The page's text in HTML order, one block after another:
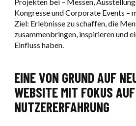
Kongresse und Corporate Events –
Ziel: Erlebnisse zu schaffen, die
zusammenbringen, inspirieren und
Einfluss haben.
EINE VON GRUND AUF
WEBSITE MIT FOKUS
NUTZERERFAHRUNG